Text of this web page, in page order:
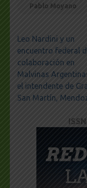
Pablo Moyano
Navegación
de
entradas
Leo Nardini y un
encuentro federal
colaboración en
Malvinas
el intendente de
San Martín,
ISSN